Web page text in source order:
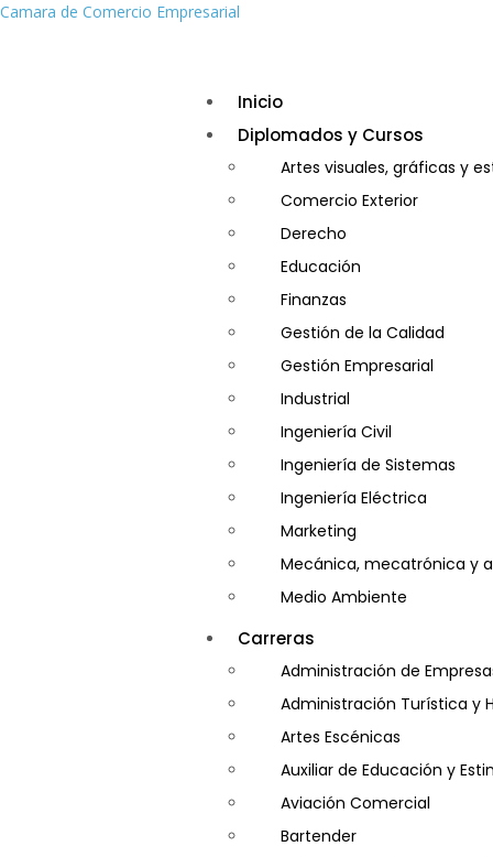
Camara de Comercio Empresarial
Inicio
Diplomados y Cursos
Artes visuales, gráficas y
Comercio Exterior
Derecho
Educación
Finanzas
Gestión de la Calidad
Gestión Empresarial
Industrial
Ingeniería Civil
Ingeniería de Sistemas
Ingeniería Eléctrica
Marketing
Mecánica, mecatrónica y
Medio Ambiente
Minería e Hidrocarburos
Salud y Psicología
Seguridad
Carreras
Administración de
Administración Turística y
Artes Escénicas
Auxiliar de Educación y
Aviación Comercial
Bartender